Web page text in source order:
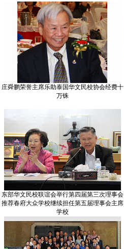
庄舜鹏荣誉主席乐助泰国华文民校协会经费十
万铢
东部华文民校联谊会举行第四届第三次理事会
推荐春府大众学校继续担任第五届理事会主席
学校